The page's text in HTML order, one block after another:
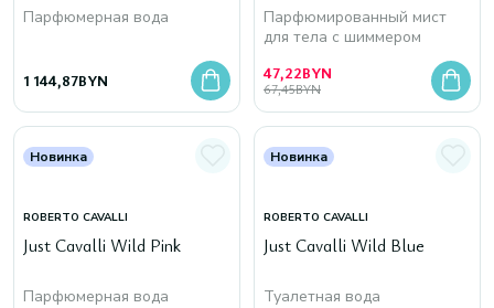
Парфюмерная вода
1 144,87BYN
Парфюмированный мист
для тела с шиммером
47,22BYN
67,45BYN
Новинка
ROBERTO CAVALLI
Just Cavalli Wild Pink
Парфюмерная вода
Новинка
ROBERTO CAVALLI
Just Cavalli Wild Blue
Туалетная вода